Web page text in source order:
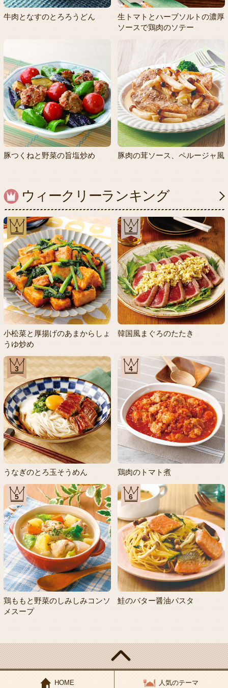
牛肉となすのとろろうどん
生トマトとハーブソルトの濃厚
ソースで鶏肉のソテー
豚つくねと野菜の旨塩炒め 豚肉の茸ソース、ペルージャ風
ウィークリーランキング
1
小松菜と厚揚げのあまからしょ
うゆ炒め
2
韓国風まぐろのたたき
3
うなぎのとろ玉そうめん
4
鶏肉のトマト煮
5
鶏ももと野菜のしみしみコンソ
メスープ
6
鮭のバター醤油パスタ
HOME 人気のテーマ